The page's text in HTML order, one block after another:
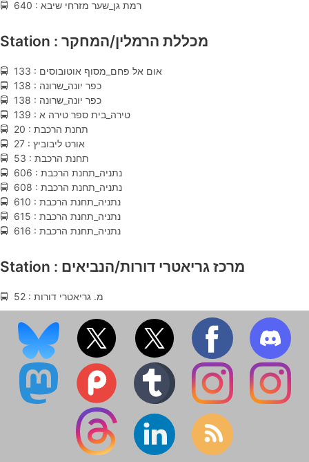
🚍 640 : רמת גן_שער מזרחי שיבא
Station : מכללת הרמלין/המחקר
🚍 133 : אום אל פחם_מסוף אוטובוסים
🚍 138 : כפר יונה_שרונה
🚍 138 : כפר יונה_שרונה
🚍 139 : טירה_בית ספר טירה א
🚍 20 : תחנת הרכבת
🚍 27 : אורט ליבוביץ
🚍 53 : תחנת הרכבת
🚍 606 : נתניה_תחנת הרכבת
🚍 608 : נתניה_תחנת הרכבת
🚍 610 : נתניה_תחנת הרכבת
🚍 615 : נתניה_תחנת הרכבת
🚍 616 : נתניה_תחנת הרכבת
Station : מרכז גריאטרי דורות/הנביאים
🚍 52 : מ. גריאטרי דורות